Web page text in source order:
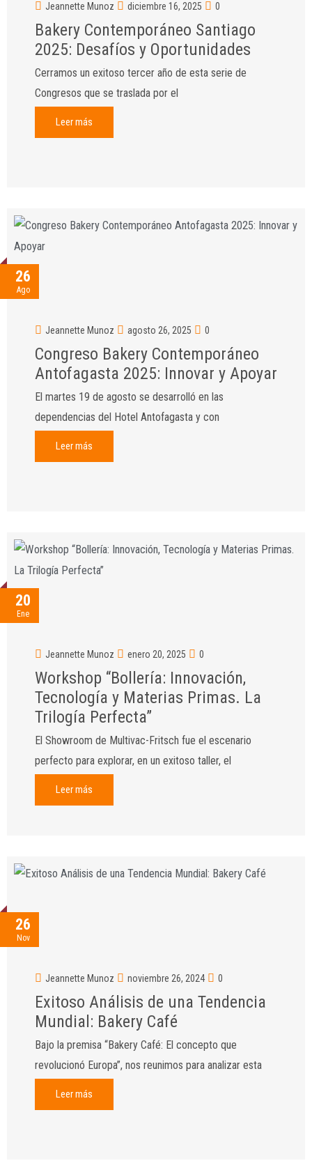
Jeannette Munoz diciembre 16, 2025 0
Bakery Contemporáneo Santiago
2025: Desafíos y Oportunidades
Cerramos un exitoso tercer año de esta serie de
Congresos que se traslada por el
Leer más
26
Ago
Jeannette Munoz agosto 26, 2025 0
Congreso Bakery Contemporáneo
Antofagasta 2025: Innovar y Apoyar
El martes 19 de agosto se desarrolló en las
dependencias del Hotel Antofagasta y con
Leer más
20
Ene
Jeannette Munoz enero 20, 2025 0
Workshop “Bollería: Innovación,
Tecnología y Materias Primas. La
Trilogía Perfecta”
El Showroom de Multivac-Fritsch fue el escenario
perfecto para explorar, en un exitoso taller, el
Leer más
26
Nov
Jeannette Munoz noviembre 26, 2024 0
Exitoso Análisis de una Tendencia
Mundial: Bakery Café
Bajo la premisa “Bakery Café: El concepto que
revolucionó Europa”, nos reunimos para analizar esta
Leer más